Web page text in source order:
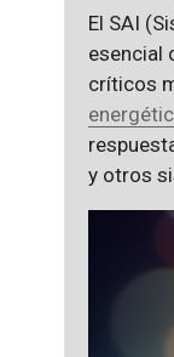
El SAI
esencial
críticos
y otros